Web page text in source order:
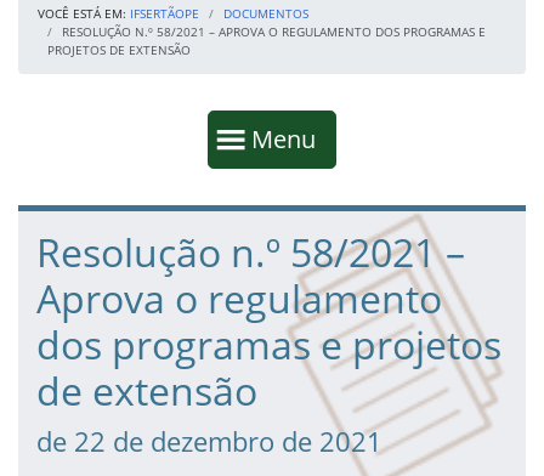
VOCÊ ESTÁ EM: IFSERTÃOPE
DOCUMENTOS
RESOLUÇÃO N.º 58/2021 – APROVA O REGULAMENTO DOS PROGRAMAS E
PROJETOS DE EXTENSÃO
Mostrar
Menu
Fim da navegação
Início do conteúdo
Resolução n.º 58/2021 –
Aprova o regulamento
dos programas e projetos
de extensão
de 22 de dezembro de 2021